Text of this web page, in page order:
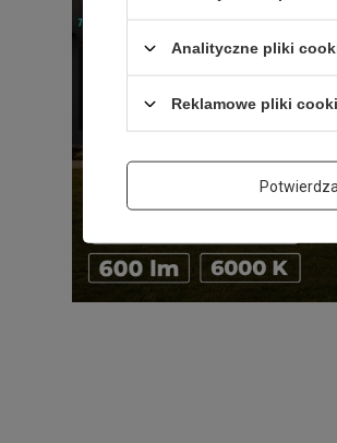
Analityczne pliki
Reklamowe pliki